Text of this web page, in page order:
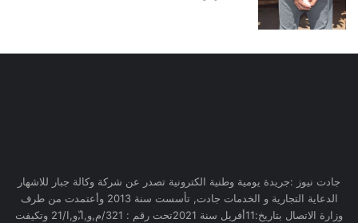
جادت نيوز :جريدة يومية وطنية الكترونية تصدر عن شركة وكالة جبار للاشهار
الدعاية التجارية و الخدمات جادت, تأسست سنة 2013 وأعتمدت من طرف
وزارة الاتصال بتاريخ:11أفريل سنة 2021تحت رقم : 321/م,و,ا,ّو,ا/21 وتكيفت